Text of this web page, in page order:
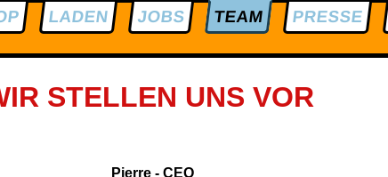
LADEN JOBS TEAM PRESSE
STELLEN UNS VOR
Pierre - CEO